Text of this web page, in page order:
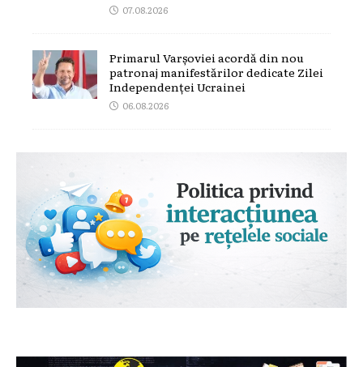
07.08.2026
Primarul Varșoviei acordă din nou
patronaj manifestărilor dedicate Zilei
Independenței Ucrainei
06.08.2026